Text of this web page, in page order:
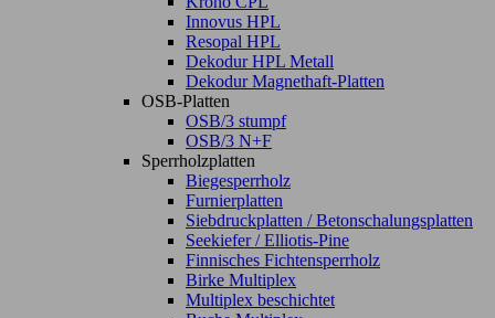
Innovus HPL
Resopal HPL
Dekodur HPL Metall
Dekodur Magnethaft-Platten
OSB-Platten
OSB/3 stumpf
OSB/3 N+F
Sperrholzplatten
Biegesperrholz
Furnierplatten
Siebdruckplatten / Betonschalungsplatten
Seekiefer / Elliotis-Pine
Finnisches Fichtensperrholz
Birke Multiplex
Multiplex beschichtet